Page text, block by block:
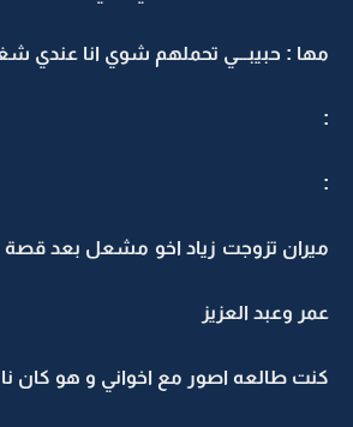
مها : حبيبـــي تحملهم شوي انا عندي
:
:
ميران تزوجت زياد اخو مشعل بعد
عمر وعبد العزيز
كنت طالعه اصور مع اخواني و هو كان